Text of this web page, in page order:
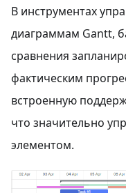
В инструментах
диаграммам Gantt,
сравнения
фактическим
встроенную
что значительно
элементом.